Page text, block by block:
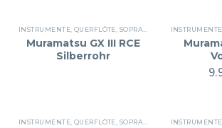
INSTRUMENTE, QUERFLÖTE SOPRAN
Muramatsu GX III RCE
Silberrohr
INSTRUMENTE
INSTRUMENTE, QUERFLÖTE SOPRAN INSTRUMENTE